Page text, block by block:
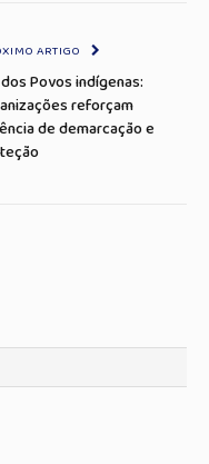
ARTIGO
Povos indígenas:
reforçam
de demarcação e